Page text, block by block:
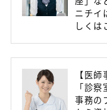
ニチイ
しく
【医
「診
事務の